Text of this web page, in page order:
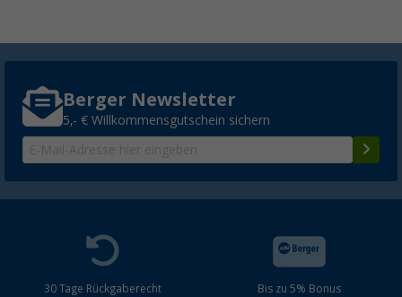
Berger Newsletter
5,- € Willkommensgutschein sichern
30 Tage Rückgaberecht
Bis zu 5% Bonus